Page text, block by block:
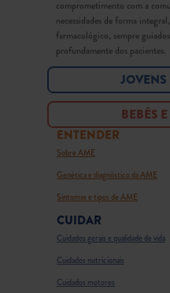
comprometimento com a
necessidades de forma
farmacológico, sempre
profundamente dos pacientes.
JOVENS
BEBÊS
ENTENDER
Sobre AME
Genética e diagnóstico da AME
Sintomas e tipos de AME
CUIDAR
Cuidados gerais e qualidade de vida
Cuidados nutricionais
Cuidados motores